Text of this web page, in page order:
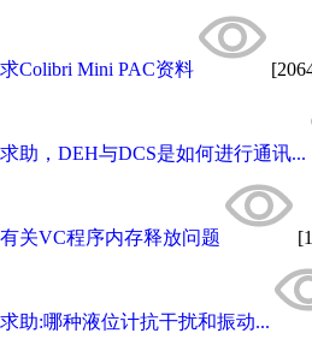
求Colibri Mini PAC资料
求助，DEH与DCS是如何进行通讯...
有关VC程序内存释放问题
求助:哪种液位计抗干扰和振动...